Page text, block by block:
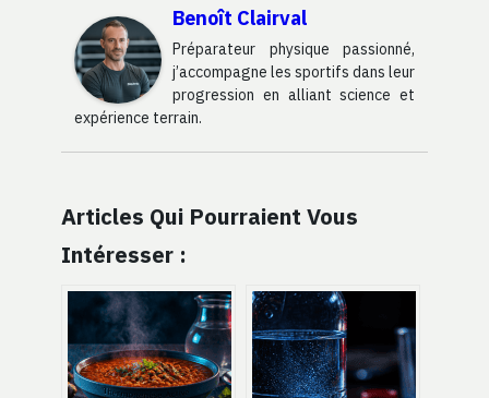
Benoît Clairval
Préparateur physique passionné,
j’accompagne les sportifs dans leur
progression en alliant science et
expérience terrain.
Articles Qui Pourraient Vous
Intéresser :